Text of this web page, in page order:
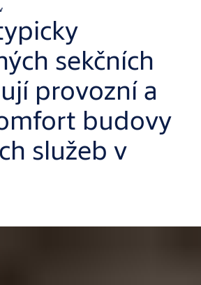
sekčních
provozní a
budovy
služeb v